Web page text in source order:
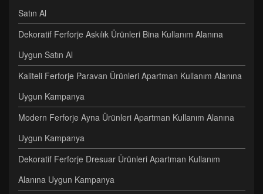
Satın Al
Dekoratif Ferforje Askılık Ürünleri Bina Kullanım Alanına
Uygun Satın Al
Kaliteli Ferforje Paravan Ürünleri Apartman Kullanım Alanına
Uygun Kampanya
Modern Ferforje Ayna Ürünleri Apartman Kullanım Alanına
Uygun Kampanya
Dekoratif Ferforje Dresuar Ürünleri Apartman Kullanım
Alanına Uygun Kampanya